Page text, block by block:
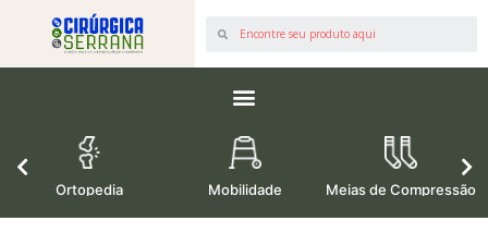
Ortopedia Mobilidade Meias de Compressão